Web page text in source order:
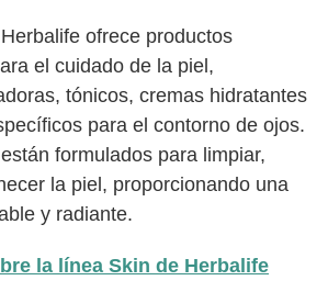
ofrece productos
el cuidado de la piel,
tónicos, cremas hidratantes
para el contorno de ojos.
formulados para limpiar,
la piel, proporcionando una
y radiante.
la línea Skin de Herbalife